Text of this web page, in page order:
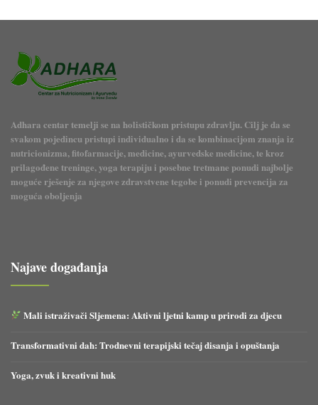
Adhara centar temelji se na holističkom pristupu zdravlju. Cilj je da se
svakom pojedincu pristupi individualno i da se kombinacijom znanja iz
nutricionizma, fitofarmacije, medicine, ayurvedske medicine, te kroz
prilagođene treninge, yoga terapiju i posebne tretmane ponudi najbolje
moguće rješenje za njegove zdravstvene tegobe i ponudi prevencija za
moguća oboljenja
Najave događanja
Mali istraživači Sljemena: Aktivni ljetni kamp u prirodi za djecu
Transformativni dah: Trodnevni terapijski tečaj disanja i opuštanja
Yoga, zvuk i kreativni huk